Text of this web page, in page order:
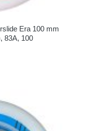
Era 100 mm
83A, 100